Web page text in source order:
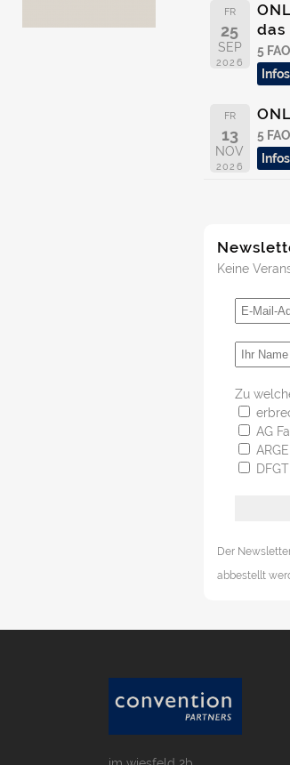
FR
25
SEP
2026
das
5
FR
13
NOV
2026
5
Keine
Zu
AG
DFGT
Der
abbestellt